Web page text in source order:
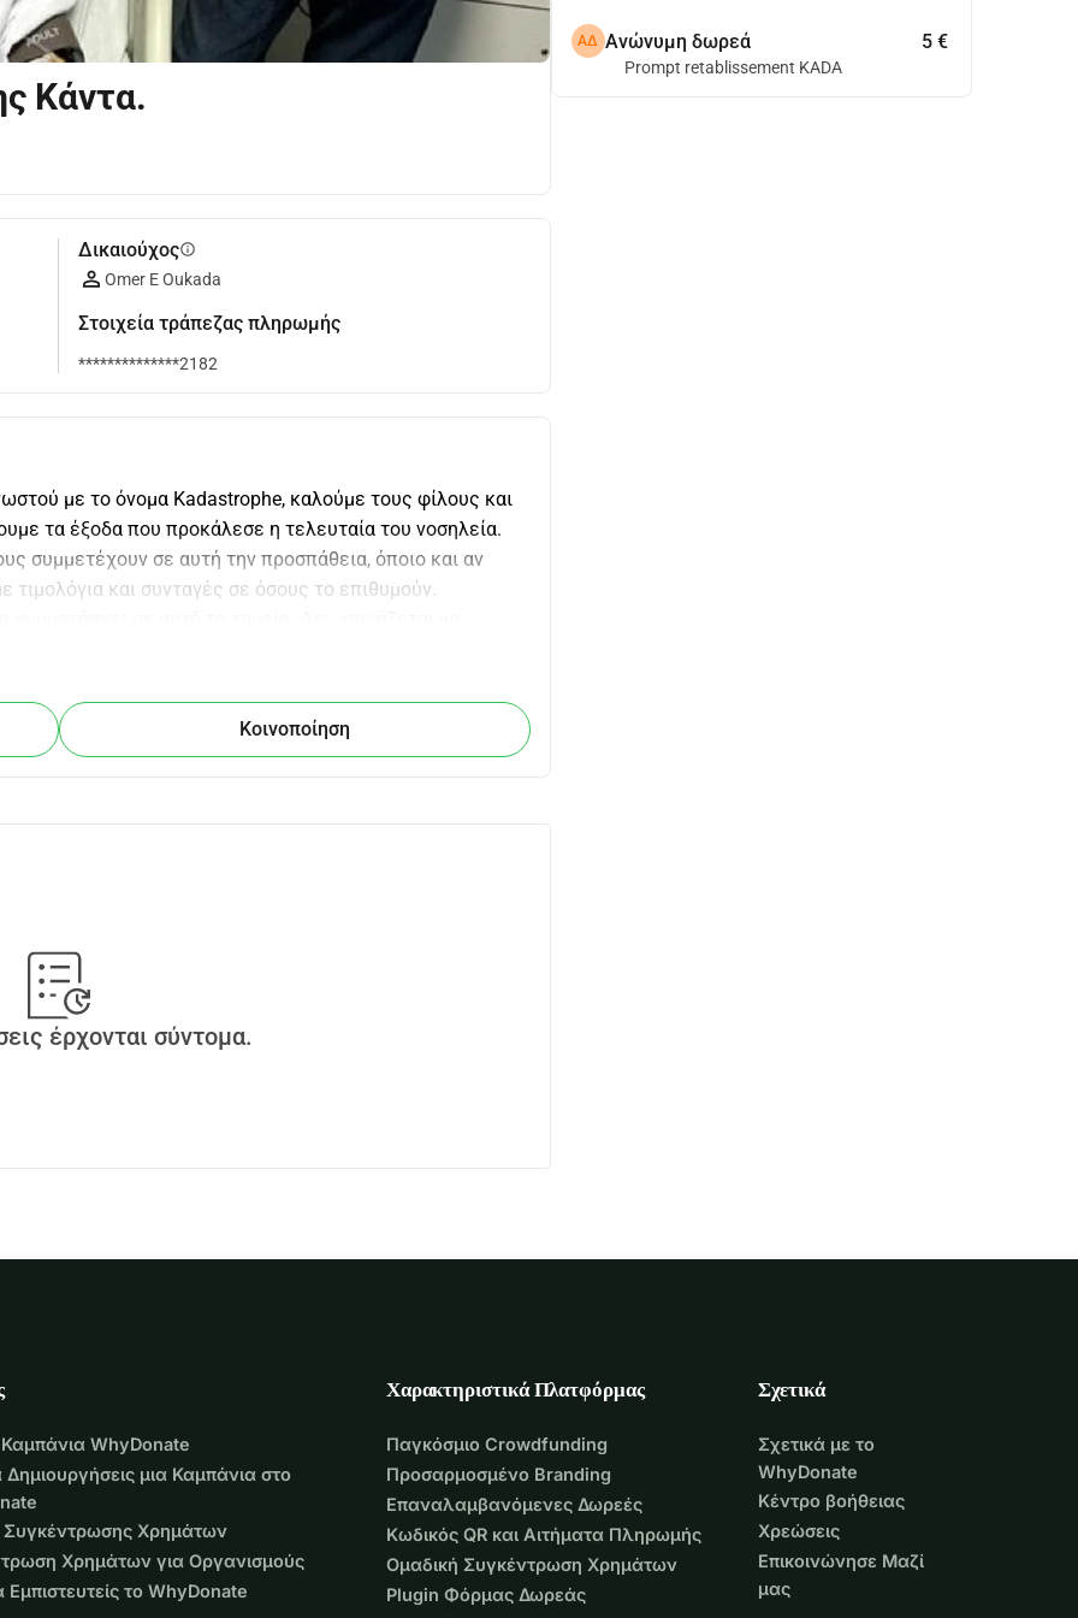
Κάντα.
Δικαιούχοςinfo
Omer E Oukada
Στοιχεία τράπεζας πληρωμής
**************2182
με το όνομα Kadastrophe, καλούμε τους φίλους και
τα έξοδα που προκάλεσε η τελευταία του νοσηλεία.
συμμετέχουν σε αυτή την προσπάθεια, όποιο και αν
τιμολόγια και συνταγές σε όσους το επιθυμούν.
γρήγορο και οι πληρωμές με πιστωτική κάρτα είναι
κοινοποιήστε αυτό το ταμείο όσο το δυνατόν
Κοινοποίηση
έρχονται σύντομα.
ΑΔ Ανώνυμη δωρεά 5 €
Prompt retablissement KADA
Καμπάνια WhyDonate
μια Καμπάνια στο
Συγκέντρωσης Χρημάτων
Χρημάτων για Οργανισμούς
Εμπιστευτείς το WhyDonate
Χαρακτηριστικά Πλατφόρμας
Παγκόσμιο Crowdfunding
Προσαρμοσμένο Branding
Επαναλαμβανόμενες Δωρεές
Κωδικός QR και Αιτήματα Πληρωμής
Ομαδική Συγκέντρωση Χρημάτων
Plugin Φόρμας Δωρεάς
Σχετικά
Σχετικά με το
WhyDonate
Κέντρο βοήθειας
Χρεώσεις
Επικοινώνησε Μαζί
μας